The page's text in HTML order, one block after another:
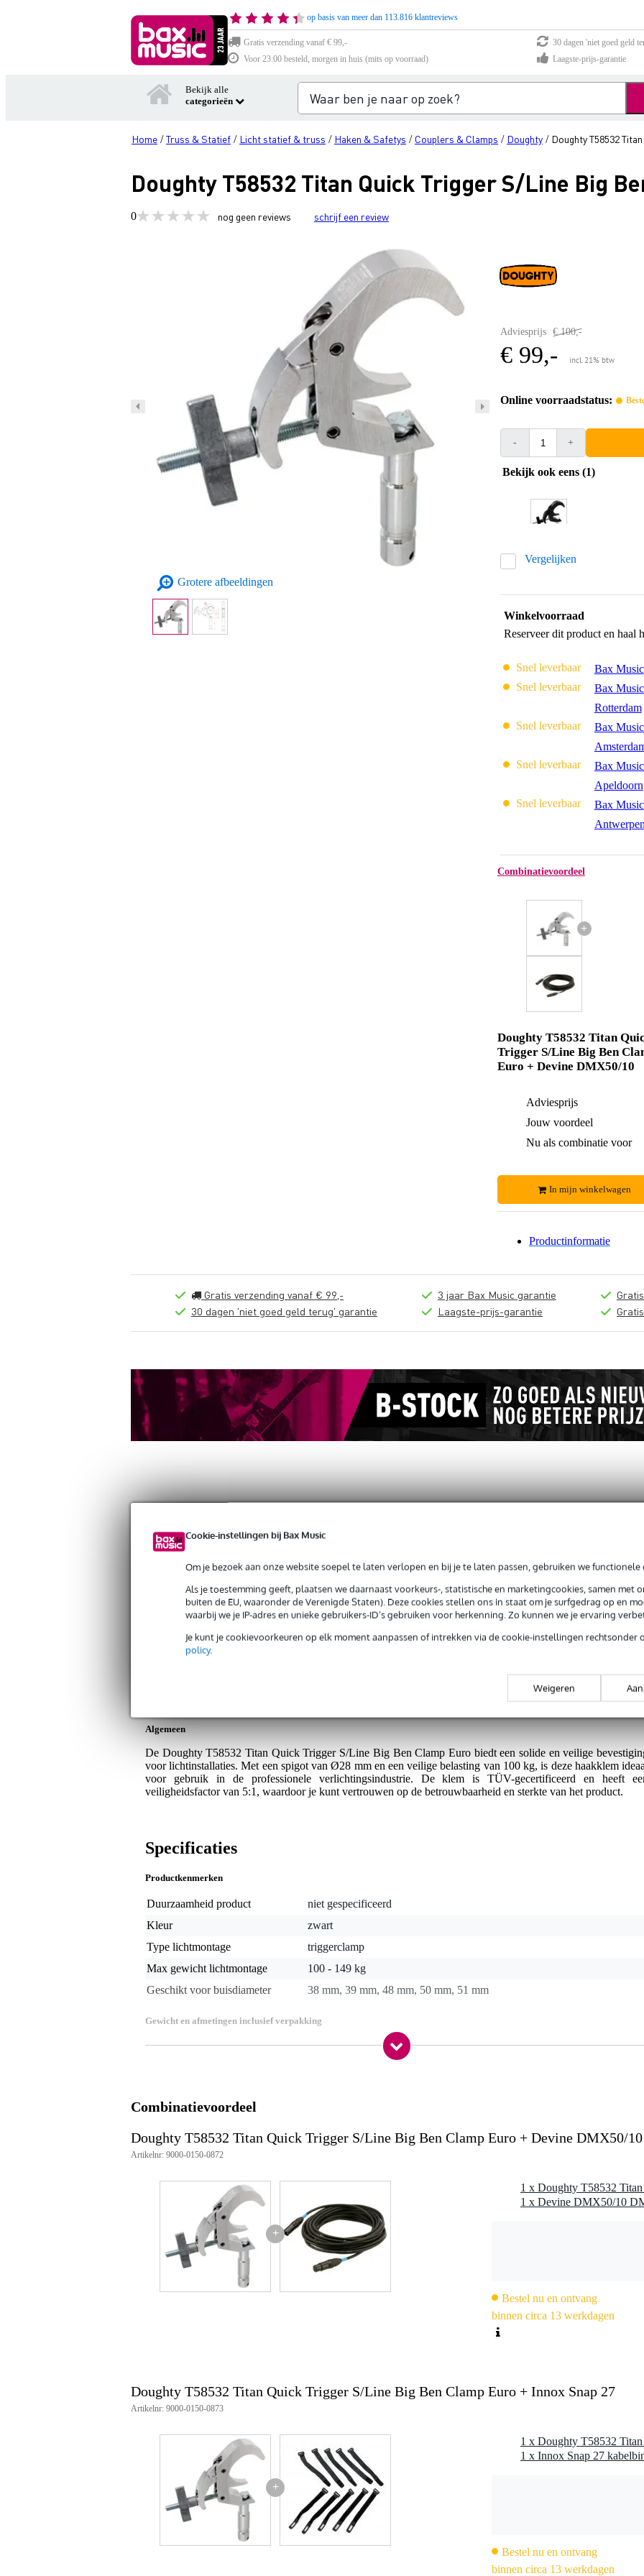
Cookie-instellingen bij Bax Music
Om je bezoek aan onze website soepel te laten verlopen en bij je te laten passen, gebruiken we functionele
Als je toestemming geeft, plaatsen we daarnaast voorkeurs-, statistische en marketingcookies, samen met
buiten de EU, waaronder de Verenigde Staten). Deze cookies stellen ons in staat om je surfgedrag op en
waarbij we je IP-adres en unieke gebruikers-ID’s gebruiken voor herkenning. Zo kunnen we je ervaring
Je kunt je cookievoorkeuren op elk moment aanpassen of intrekken via de cookie-instellingen rechtsonder
policy.
Weigeren
op basis van meer dan 113.816 klantreviews
Gratis verzending vanaf € 99,-
30 dagen 'niet goed geld
Voor 23:00 besteld, morgen in huis (mits op voorraad)
Laagste-prijs-garantie
Bekijk alle
categorieën
Home /Truss & Statief / Licht statief & truss / Haken & Safetys / Couplers & Clamps / Doughty / Doughty T58532
Doughty T58532 Titan Quick Trigger S/Line Big
0 nog geen reviews schrijf een review
Grotere afbeeldingen
Adviesprijs € 100,-
€ 99,- incl. 21% btw
Online voorraadstatus:
- +
Bekijk ook eens (1)
Vergelijken
Winkelvoorraad
Reserveer dit product en haal
Snel leverbaar Bax
Snel leverbaar
Bax
Rotterdam
Snel leverbaar
Bax
Snel leverbaar
Bax
Apeldoorn
Snel leverbaar
Bax
Antwerpen
Combinatievoordeel
+
Doughty T58532 Titan
Trigger S/Line Big Ben
Euro + Devine DMX50/10
Adviesprijs
Jouw voordeel
Nu als combinatie voor
In mijn winkelwagen
Productinformatie
Gratis verzending vanaf € 99,-
30 dagen 'niet goed geld terug' garantie
3 jaar Bax Music garantie
Laagste-prijs-garantie
Doughty T58532 Titan Quick Trigger S/Line Big Ben Clamp Euro
Servicebelofte
Bax Music Garantie : Op dit product krijg je 3 jaar Bax Music Garantie.
Op dit product krijg je 3 jaar Bax Music Garantie.
Plus- en minpunten
Algemeen
De Doughty T58532 Titan Quick Trigger S/Line Big Ben Clamp Euro biedt een solide en veilige
voor lichtinstallaties. Met een spigot van Ø28 mm en een veilige belasting van 100 kg, is deze haakklem
voor gebruik in de professionele verlichtingsindustrie. De klem is TÜV-gecertificeerd en heeft
veiligheidsfactor van 5:1, waardoor je kunt vertrouwen op de betrouwbaarheid en sterkte van het product.
Specificaties
Productkenmerken
Duurzaamheid product
niet gespecificeerd
Kleur
zwart
Type lichtmontage
triggerclamp
Max gewicht lichtmontage
100 - 149 kg
Geschikt voor buisdiameter
38 mm, 39 mm, 48 mm, 50 mm, 51 mm
Gewicht en afmetingen inclusief verpakking
Gewicht(incl. verpakking)
700 gr
Geschikt voor buisdiameter: Ø38 - Ø51 mm
Materiaal hoofdbestanddeel: AW6082 T6 aluminium
Materiaal rollpins: roestvrij staal
Spigotmaat: Ø28 mm TV spigot
Max. aandraaimoment: Handvast
Max. verticale belasting (WLL): 100 kg
Gewicht: 0,70 kg
Veiligheidsfactor: 5:1
Kleur: poedergecoat satijn zwart
TÜV goedgekeurd
Artikelnummer: T58532
Combinatievoordeel
Doughty T58532 Titan Quick Trigger S/Line Big Ben Clamp Euro + Devine DMX50/10
Artikelnr: 9000-0150-0872
+
Bestel nu en ontvang
binnen circa 13 werkdagen
Doughty T58532 Titan Quick Trigger S/Line Big Ben Clamp Euro + Innox Snap 27
Artikelnr: 9000-0150-0873
+
Bestel nu en ontvang
binnen circa 13 werkdagen